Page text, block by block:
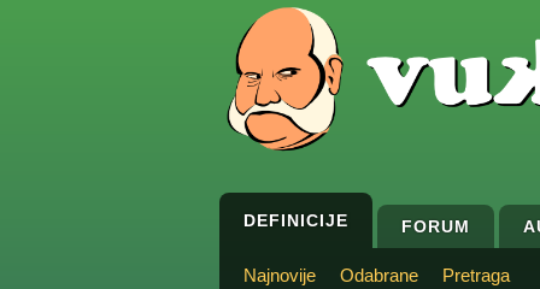
DEFINICIJE FORUM
Najnovije Odabrane Pretraga